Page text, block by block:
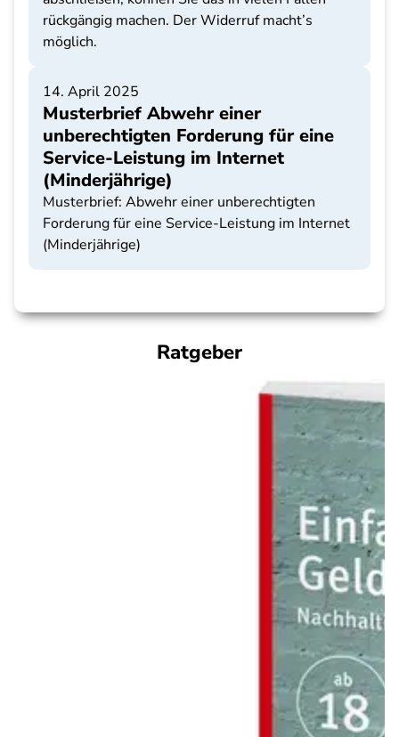
rückgängig machen. Der Widerruf macht’s
möglich.
14. April 2025
Musterbrief Abwehr einer
unberechtigten Forderung für eine
Service-Leistung im Internet
(Minderjährige)
Musterbrief: Abwehr einer unberechtigten
Forderung für eine Service-Leistung im Internet
(Minderjährige)
Ratgeber